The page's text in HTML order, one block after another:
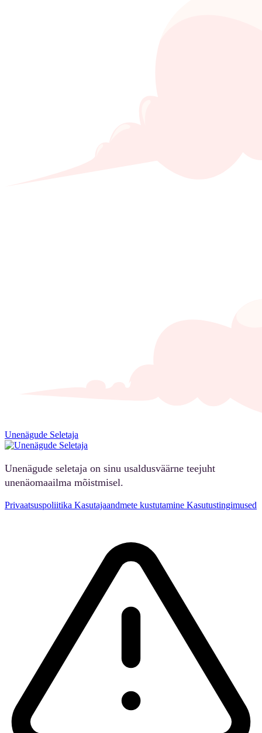
Unenägude Seletaja
Unenägude seletaja on sinu usaldusväärne teejuht
unenäomaailma mõistmisel.
Privaatsuspoliitika Kasutajaandmete kustutamine Kasutustingimused